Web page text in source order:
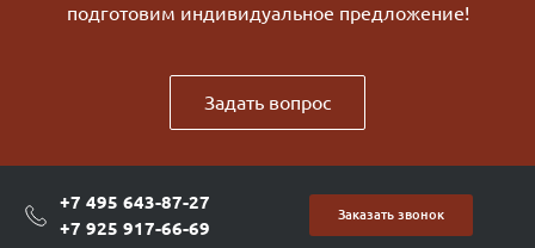
подготовим индивидуальное предложение!
Задать вопрос
+7 495 643-87-27
+7 925 917-66-69
Заказать звонок